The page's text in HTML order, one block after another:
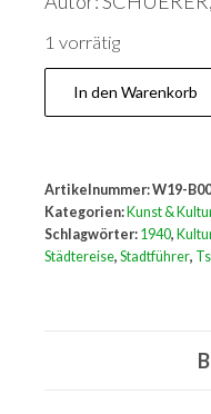
1 vorrätig
Prag:
Kultur
-
Geschichte.
Menge
In den Warenkorb
Artikelnummer:W19-
Kategorien: Kunst &
Schlagwörter: 1940,
Städtereise, Stadtführer,